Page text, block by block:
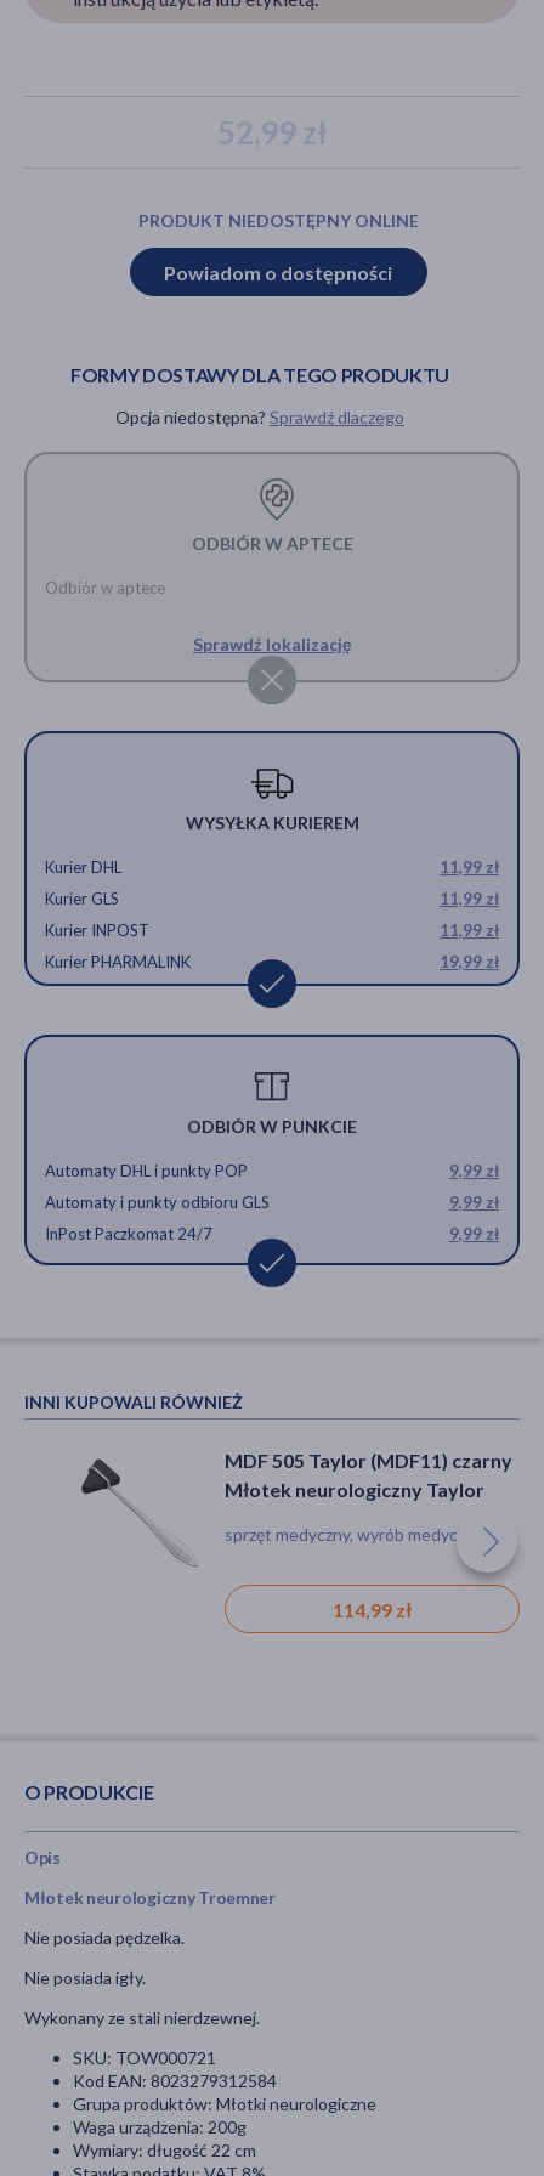
52,99 zł
PRODUKT NIEDOSTĘPNY ONLINE
Powiadom o dostępności
FORMY DOSTAWY DLA TEGO PRODUKTU
Opcja niedostępna? Sprawdź dlaczego
ODBIÓR W APTECE
Odbiór w aptece
Sprawdź lokalizację
WYSYŁKA KURIEREM
Kurier DHL
11,99 zł
Kurier GLS
11,99 zł
Kurier INPOST
11,99 zł
Kurier PHARMALINK
19,99 zł
ODBIÓR W PUNKCIE
Automaty DHL i punkty POP
9,99 zł
Automaty i punkty odbioru GLS
9,99 zł
InPost Paczkomat 24/7
9,99 zł
INNI KUPOWALI RÓWNIEŻ
MDF 505 Taylor (MDF11) czarny
Młotek neurologiczny Taylor
sprzęt medyczny, wyrób medyczny
114,99 zł
O PRODUKCIE
Opis
Młotek neurologiczny Troemner
Nie posiada pędzelka.
Nie posiada igły.
Wykonany ze stali nierdzewnej.
SKU: TOW000721
Kod EAN: 8023279312584
Grupa produktów: Młotki neurologiczne
Waga urządzenia: 200g
Wymiary: długość 22 cm